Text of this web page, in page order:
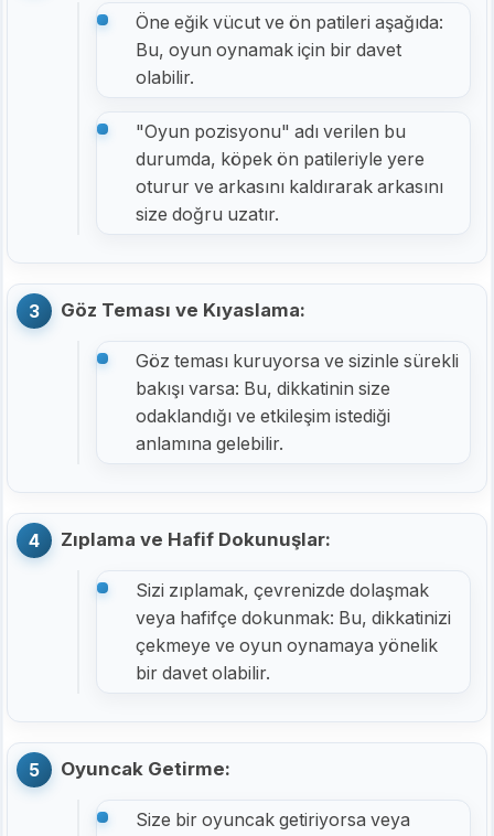
Öne eğik vücut ve ön patileri aşağıda:
Bu, oyun oynamak için bir davet
olabilir.
"Oyun pozisyonu" adı verilen bu
durumda, köpek ön patileriyle yere
oturur ve arkasını kaldırarak arkasını
size doğru uzatır.
Göz Teması ve Kıyaslama:
Göz teması kuruyorsa ve sizinle sürekli
bakışı varsa: Bu, dikkatinin size
odaklandığı ve etkileşim istediği
anlamına gelebilir.
Zıplama ve Hafif Dokunuşlar:
Sizi zıplamak, çevrenizde dolaşmak
veya hafifçe dokunmak: Bu, dikkatinizi
çekmeye ve oyun oynamaya yönelik
bir davet olabilir.
Oyuncak Getirme:
Size bir oyuncak getiriyorsa veya